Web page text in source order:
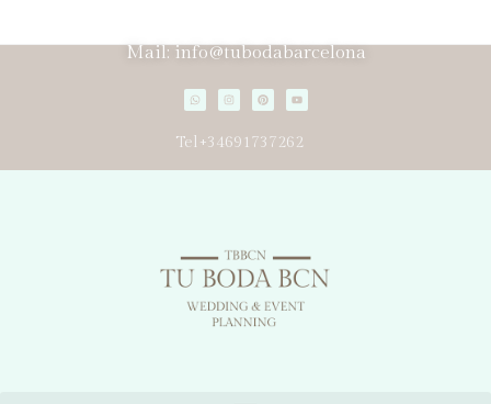
Mail: info@tubodabarcelona
Tel+34691737262